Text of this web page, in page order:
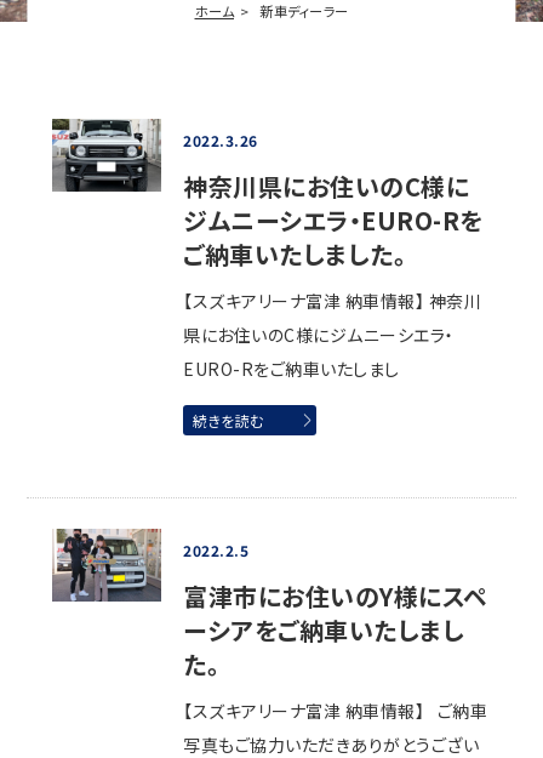
ホーム 新車ディーラー
2022.3.26
神奈川県にお住いのC様に
ジムニーシエラ・EURO-Rを
ご納車いたしました。
【スズキアリーナ富津 納車情報】 神奈川
県にお住いのC様にジムニーシエラ・
EURO-Rをご納車いたしまし
続きを読む
2022.2.5
富津市にお住いのY様にスペ
ーシアをご納車いたしまし
た。
【スズキアリーナ富津 納車情報】 ご納車
写真もご協力いただきありがとうござい